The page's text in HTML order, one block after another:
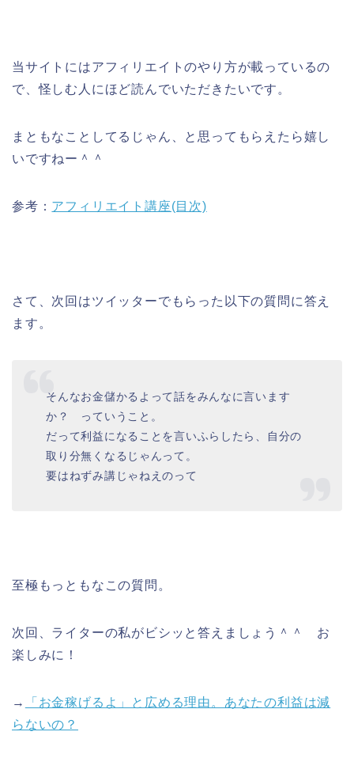
当サイトにはアフィリエイトのやり方が載っているの
で、怪しむ人にほど読んでいただきたいです。
まともなことしてるじゃん、と思ってもらえたら嬉し
いですねー＾＾
参考： アフィリエイト講座(目次)
さて、次回はツイッターでもらった以下の質問に答え
ます。
そんなお金儲かるよって話をみんなに言います
か？ っていうこと。
だって利益になることを言いふらしたら、自分の
取り分無くなるじゃんって。
要はねずみ講じゃねえのって
至極もっともなこの質問。
次回、ライターの私がビシッと答えましょう＾＾ お
楽しみに！
→
「お金稼げるよ」と広める理由。あなたの利益は減
らないの？